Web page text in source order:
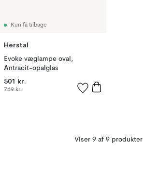
Kun få tilbage
Herstal
Evoke væglampe oval,
Antracit-opalglas
501 kr.
769 kr.
Viser 9 af 9 produkter